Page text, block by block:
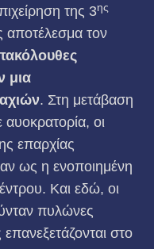
της 3ης
αποτέλεσμα τον
μια
. Στη μετάβαση
οι
επαρχίας
ως η ενοποιημένη
Και εδώ, οι
πυλώνες
στο